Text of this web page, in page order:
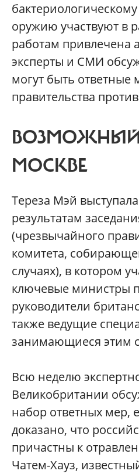
оружию участвуют в
работам
эксперты и СМИ
могут быть ответные
правительства
ВОЗМОЖНЫЙ
МОСКВЕ
Тереза Мэй
результатам
(чрезвычайного
комитета,
случаях), в котором
ключевые министры
руководители
также ведущие
занимающиеся этим
Всю неделю
Великобритании
набор ответных мер,
доказано, что
причастны к
Чатем-Хауз,